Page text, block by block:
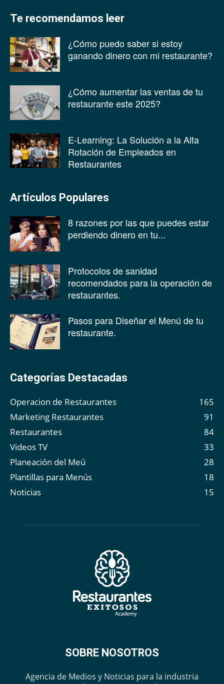
Te recomendamos leer
¿Cómo puedo saber si estoy
ganando dinero con mi restaurante?
¿Cómo aumentar las ventas de tu
restaurante este 2025?
E-Learning: La Solución a la Alta
Rotación de Empleados en
Restaurantes
Artículos Populares
8 razones por las que puedes estar
perdiendo dinero en tu...
Protocolos de sanidad
recomendados para la operación de
restaurantes.
Pasos para Diseñar el Menú de tu
restaurante.
Categorías Destacadas
Operacion de Restaurantes
165
Marketing Restaurantes
91
Restaurantes
84
Videos TV
33
Planeación del Meú
28
Plantillas para Menús
18
Noticias
15
SOBRE NOSOTROS
Agencia de Medios y Noticias para la industria